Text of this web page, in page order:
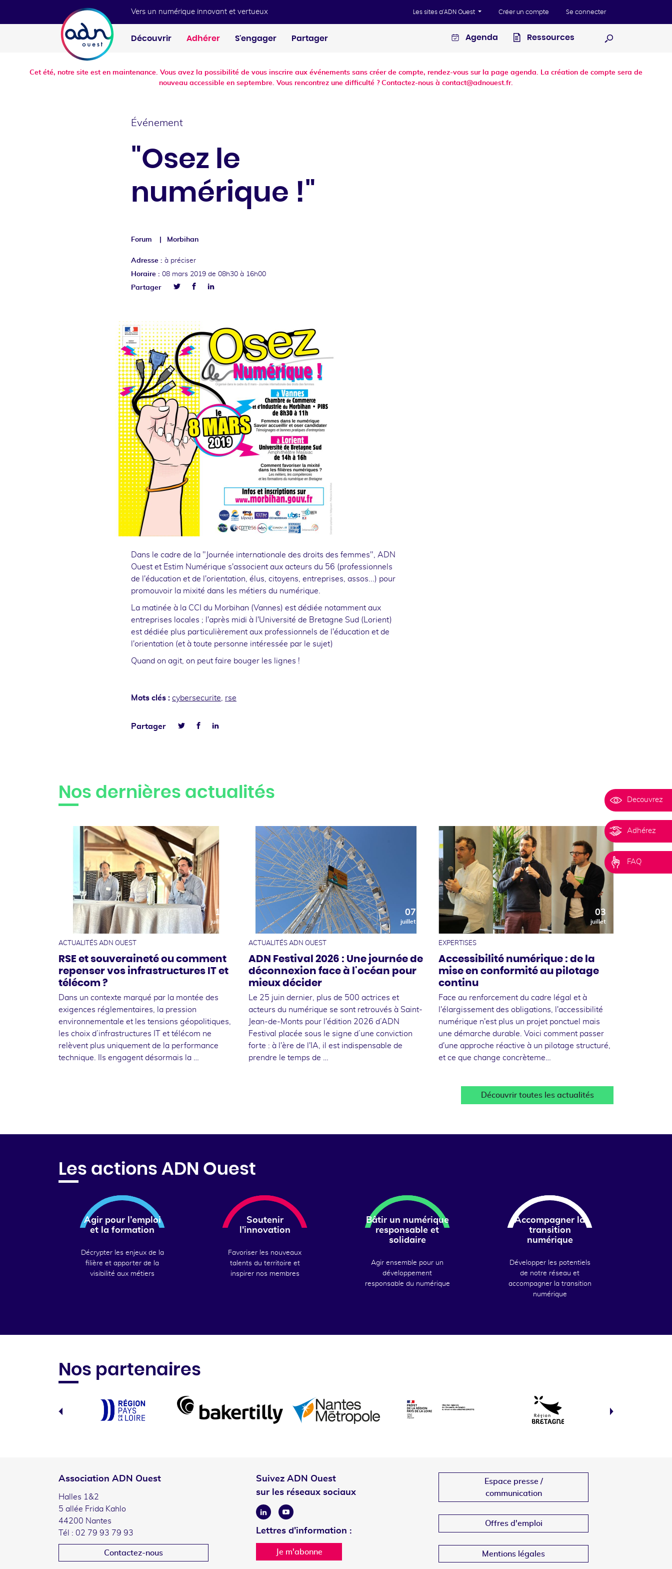
Vers un numérique innovant et vertueux Les sites d'ADN Ouest Créer un compte Se connecter
Découvrir Adhérer S'engager Partager Agenda
Ressources
Cet été, notre site est en maintenance. Vous avez la possibilité de vous inscrire aux événements sans créer de compte, rendez-vous sur la page agenda. La création de compte sera de
nouveau accessible en septembre. Vous rencontrez une difficulté ? Contactez-nous à contact@adnouest.fr.
Événement
"Osez le
numérique !"
Forum Morbihan
Adresse : à préciser
Horaire : 08 mars 2019 de 08h30 à 16h00
Partager
FacebookLinkedin
Dans le cadre de la "Journée internationale des droits des femmes", ADN
Ouest et Estim Numérique s'associent aux acteurs du 56 (professionnels
de l'éducation et de l'orientation, élus, citoyens, entreprises, assos...) pour
promouvoir la mixité dans les métiers du numérique.
La matinée à la CCI du Morbihan (Vannes) est dédiée notamment aux
entreprises locales ; l'après midi à l'Université de Bretagne Sud (Lorient)
est dédiée plus particulièrement aux professionnels de l'éducation et de
l'orientation (et à toute personne intéressée par le sujet)
Quand on agit, on peut faire bouger les lignes !
Mots clés : cybersecurite, rse
Partager
FacebookLinkedin
Decouvrez
Adhérez
FAQ
Nos dernières actualités
10
juillet
ACTUALITÉS ADN OUEST
RSE et souveraineté ou comment
repenser vos infrastructures IT et
télécom ?
Dans un contexte marqué par la montée des
exigences réglementaires, la pression
environnementale et les tensions géopolitiques,
les choix d’infrastructures IT et télécom ne
relèvent plus uniquement de la performance
technique. Ils engagent désormais la …
07
juillet
ACTUALITÉS ADN OUEST
ADN Festival 2026 : Une journée de
déconnexion face à l'océan pour
mieux décider
Le 25 juin dernier, plus de 500 actrices et
acteurs du numérique se sont retrouvés à Saint-
Jean-de-Monts pour l'édition 2026 d’ADN
Festival placée sous le signe d’une conviction
forte : à l'ère de l'IA, il est indispensable de
prendre le temps de …
03
juillet
EXPERTISES
Accessibilité numérique : de la
mise en conformité au pilotage
continu
Face au renforcement du cadre légal et à
l'élargissement des obligations, l'accessibilité
numérique n'est plus un projet ponctuel mais
une démarche durable. Voici comment passer
d'une approche réactive à un pilotage structuré,
et ce que change concrèteme…
Découvrir toutes les actualités
Les actions ADN Ouest
Agir pour l’emploi
et la formation
Décrypter les enjeux de la
filière et apporter de la
visibilité aux métiers
Soutenir
l'innovation
Favoriser les nouveaux
talents du territoire et
inspirer nos membres
Bâtir un numérique
responsable et
solidaire
Agir ensemble pour un
développement
responsable du numérique
Accompagner la
transition
numérique
Développer les potentiels
de notre réseau et
accompagner la transition
numérique
Nos partenaires
Association ADN Ouest
Halles 1&2
5 allée Frida Kahlo
44200 Nantes
Tél : 02 79 93 79 93
Contactez-nous
Suivez ADN Ouest
sur les réseaux sociaux
LinkedinYoutube
Lettres d'information :
Je m'abonne
Espace presse /
communication
Offres d'emploi
Mentions légales